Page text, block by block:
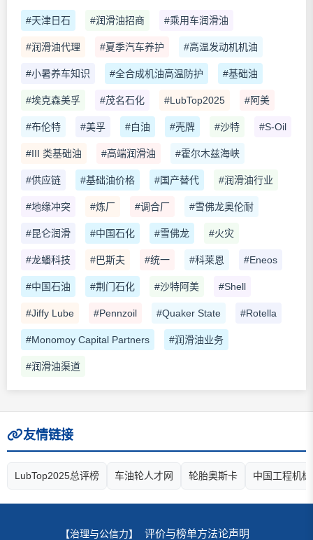
#天津日石 #润滑油招商 #乘用车润滑油
#润滑油代理 #夏季汽车养护 #高温发动机机油
#小暑养车知识 #全合成机油高温防护 #基础油
#埃克森美孚 #茂名石化 #LubTop2025 #阿美
#布伦特 #美孚 #白油 #壳牌 #沙特 #S-Oil
#III 类基础油 #高端润滑油 #霍尔木兹海峡
#供应链 #基础油价格 #国产替代 #润滑油行业
#地缘冲突 #炼厂 #调合厂 #雪佛龙奥伦耐
#昆仑润滑 #中国石化 #雪佛龙 #火灾
#龙蟠科技 #巴斯夫 #统一 #科莱恩 #Eneos
#中国石油 #荆门石化 #沙特阿美 #Shell
#Jiffy Lube #Pennzoil #Quaker State #Rotella
#Monomoy Capital Partners #润滑油业务
#润滑油渠道
友情链接
LubTop2025总评榜 车油轮人才网 轮胎奥斯卡 中国工程机
【治理与公信力】 评价与榜单方法论声明